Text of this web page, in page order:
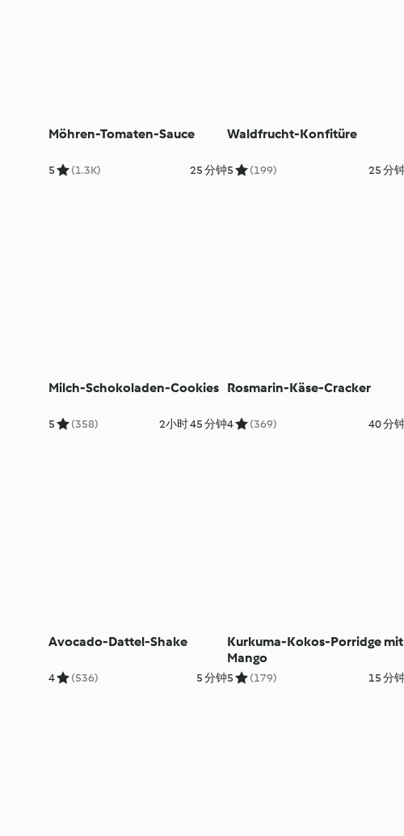
Möhren-Tomaten-Sauce
5 (1.3K) 25 分钟
Waldfrucht-Konfitüre
5 (199) 25 分
Milch-Schokoladen-Cookies
5 (358) 2小时 45 分钟
Rosmarin-Käse-Cracker
4 (369) 40 分
Avocado-Dattel-Shake
4 (536) 5 分钟
Kurkuma-Kokos-Porridge mit
Mango
5 (179) 15 分